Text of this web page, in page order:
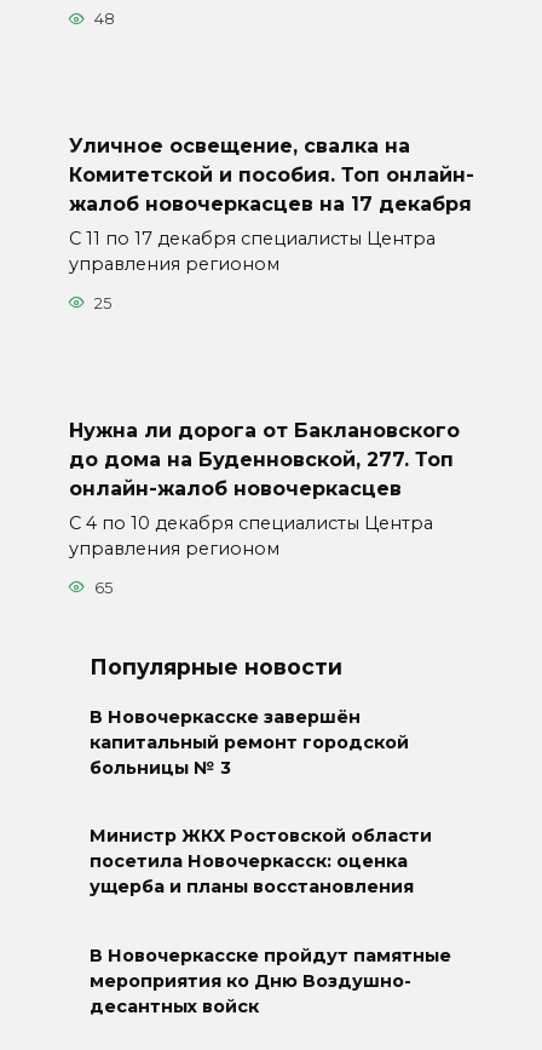
48
Уличное освещение, свалка на
Комитетской и пособия. Топ онлайн-
жалоб новочеркасцев на 17 декабря
С 11 по 17 декабря специалисты Центра
управления регионом
25
Нужна ли дорога от Баклановского
до дома на Буденновской, 277. Топ
онлайн-жалоб новочеркасцев
С 4 по 10 декабря специалисты Центра
управления регионом
65
Популярные новости
В Новочеркасске завершён
капитальный ремонт городской
больницы № 3
Министр ЖКХ Ростовской области
посетила Новочеркасск: оценка
ущерба и планы восстановления
В Новочеркасске пройдут памятные
мероприятия ко Дню Воздушно-
десантных войск